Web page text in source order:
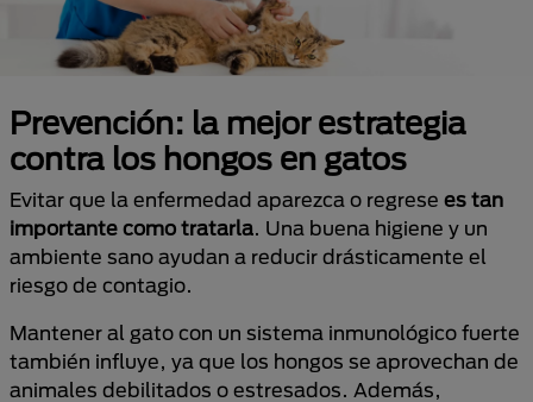
Prevención: la mejor estrategia
contra los hongos en gatos
Evitar que la enfermedad aparezca o regrese es tan
importante como tratarla. Una buena higiene y un
ambiente sano ayudan a reducir drásticamente el
riesgo de contagio.
Mantener al gato con un sistema inmunológico fuerte
también influye, ya que los hongos se aprovechan de
animales debilitados o estresados. Además,